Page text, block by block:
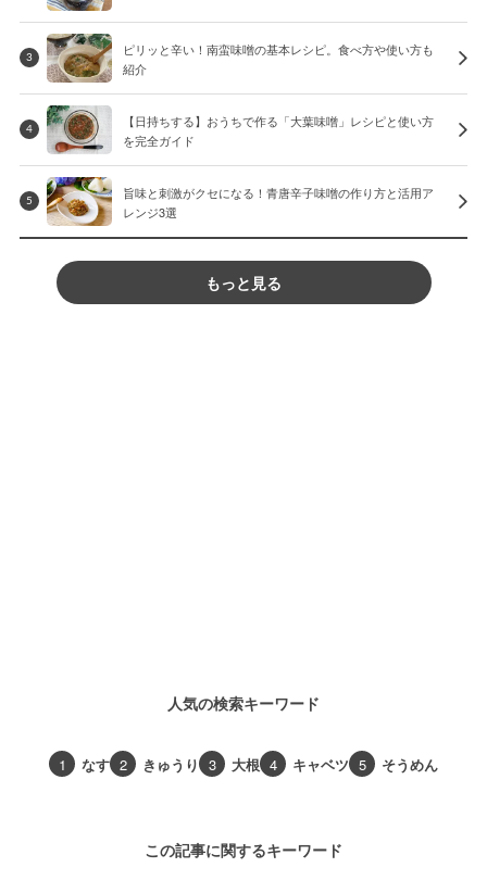
3
ピリッと辛い！南蛮味噌の基本レシピ。食べ方や使い方も
紹介
4
【日持ちする】おうちで作る「大葉味噌」レシピと使い方
を完全ガイド
5
旨味と刺激がクセになる！青唐辛子味噌の作り方と活用ア
レンジ3選
もっと見る
人気の検索キーワード
1 なす 2 きゅうり 3 大根 4 キャベツ 5 そうめん
この記事に関するキーワード